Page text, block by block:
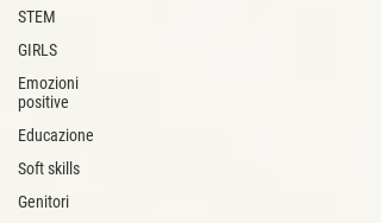
STEM
GIRLS
Emozioni
positive
Educazione
Soft skills
Genitori